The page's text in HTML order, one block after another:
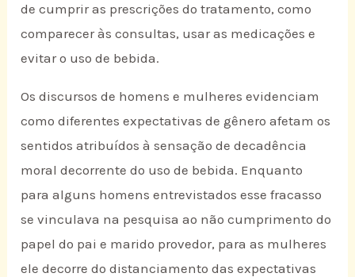
de cumprir as prescrições do tratamento, como
comparecer às consultas, usar as medicações e
evitar o uso de bebida.
Os discursos de homens e mulheres evidenciam
como diferentes expectativas de gênero afetam os
sentidos atribuídos à sensação de decadência
moral decorrente do uso de bebida. Enquanto
para alguns homens entrevistados esse fracasso
se vinculava na pesquisa ao não cumprimento do
papel do pai e marido provedor, para as mulheres
ele decorre do distanciamento das expectativas